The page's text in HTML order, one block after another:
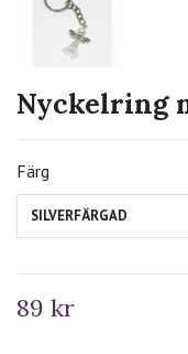
Nyckelring
Färg
SILVERFÄRGAD
89 kr